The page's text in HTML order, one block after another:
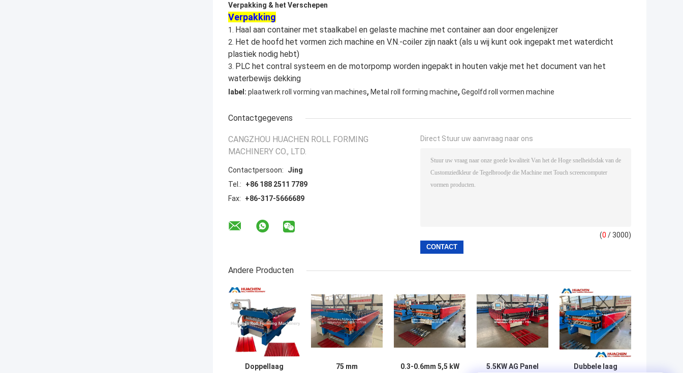
Verpakking & het Verschepen
Verpakking
1. Haal aan container met staalkabel en gelaste machine met container aan door engelenijzer
2. Het de hoofd het vormen zich machine en V.N.-coiler zijn naakt (als u wij kunt ook ingepakt met waterdicht
plastiek nodig hebt)
3. PLC het contral systeem en de motorpomp worden ingepakt in houten vakje met het document van het
waterbewijs dekking
label: plaatwerk roll vorming van machines, Metal roll forming machine, Gegolfd roll vormen machine
Contactgegevens
CANGZHOU HUACHEN ROLL FORMING
MACHINERY CO., LTD.
Contactpersoon:
Jing
Tel.:
+86 188 2511 7789
Fax:
+86-317-5666689
Direct Stuur uw aanvraag naar ons
(0 / 3000)
Andere Producten
Doppellaag
75 mm
0.3-0.6mm 5,5 kW
5.5KW AG Panel
Dubbele laag